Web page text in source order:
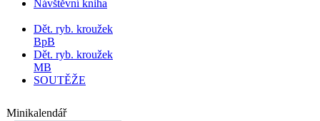
Návštěvní kniha
Dět. ryb. kroužek
BpB
Dět. ryb. kroužek
MB
SOUTĚŽE
Minikalendář